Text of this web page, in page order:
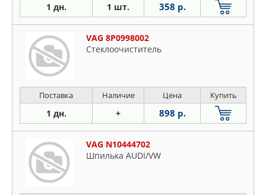
1 дн. 1 шт. 358 р.
VAG 8P0998002
Стеклоочиститель
Поставка Наличие Цена Купить
1 дн. + 898 р.
VAG N10444702
Шпилька AUDI/VW